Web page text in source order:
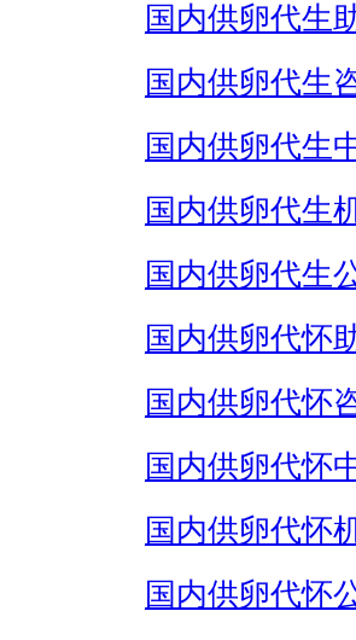
国内供卵代生
国内供卵代生
国内供卵代生
国内供卵代生
国内供卵代生
国内供卵代怀
国内供卵代怀
国内供卵代怀
国内供卵代怀
国内供卵代怀